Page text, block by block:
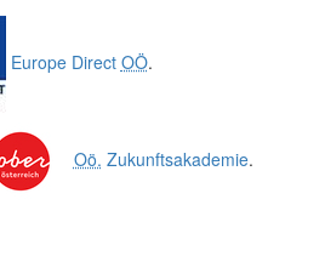
Europe Direct OÖ.
Oö. Zukunftsakademie.